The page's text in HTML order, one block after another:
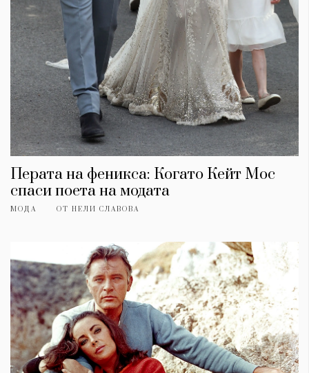
Перата на феникса: Когато Кейт Мос
спаси поета на модата
МОДА ОТ НЕЛИ СЛАВОВА